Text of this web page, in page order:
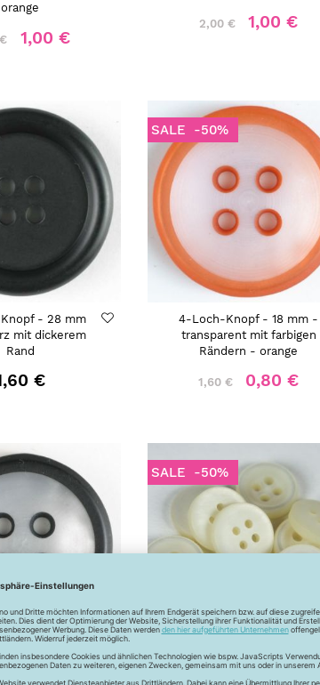
orange
1,00 €
2,00 € 1,00 €
- 28 mm
mit dickerem
Rand
€
SALE -50%
4-Loch-Knopf - 18 mm -
transparent mit farbigen
Rändern - orange
1,60 € 0,80 €
- 18 mm -
mit farbigen
SALE -50%
4-Loch-Knopf - 18 mm -
creme